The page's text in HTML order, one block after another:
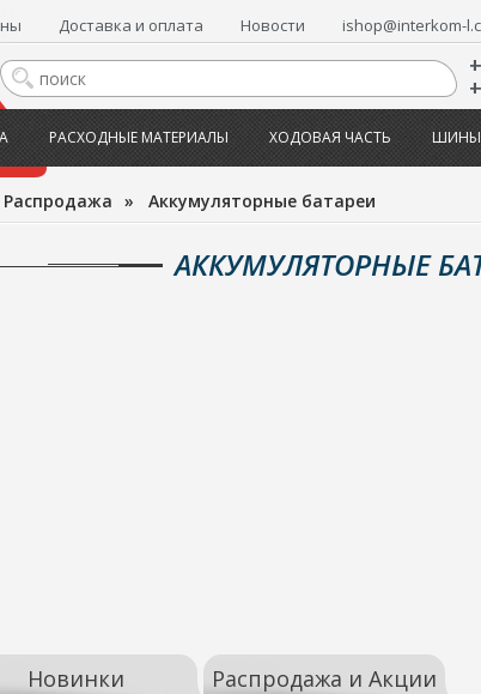
Доставка и оплата Новости ishop@interkom-
РАСХОДНЫЕ МАТЕРИАЛЫ ХОДОВАЯ ЧАСТЬ ШИНЫ
Распродажа » Аккумуляторные батареи
АККУМУЛЯТОРНЫЕ
Новинки Распродажа и Акции